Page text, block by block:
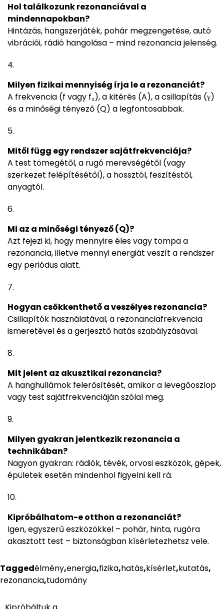
Hol találkozunk rezonanciával a
mindennapokban?
Hintázás, hangszerjáték, pohár megzengetése, autó
vibrációi, rádió hangolása – mind rezonancia jelenség.
Milyen fizikai mennyiség írja le a rezonanciát?
A frekvencia (f vagy f₀), a kitérés (A), a csillapítás (γ)
és a minőségi tényező (Q) a legfontosabbak.
Mitől függ egy rendszer sajátfrekvenciája?
A test tömegétől, a rugó merevségétől (vagy
szerkezet felépítésétől), a hossztól, feszítéstől,
anyagtól.
Mi az a minőségi tényező (Q)?
Azt fejezi ki, hogy mennyire éles vagy tompa a
rezonancia, illetve mennyi energiát veszít a rendszer
egy periódus alatt.
Hogyan csökkenthető a veszélyes rezonancia?
Csillapítók használatával, a rezonanciafrekvencia
ismeretével és a gerjesztő hatás szabályzásával.
Mit jelent az akusztikai rezonancia?
A hanghullámok felerősítését, amikor a levegőoszlop
vagy test sajátfrekvenciáján szólal meg.
Milyen gyakran jelentkezik rezonancia a
technikában?
Nagyon gyakran: rádiók, tévék, orvosi eszközök, gépek,
épületek esetén mindenhol figyelni kell rá.
Kipróbálhatom-e otthon a rezonanciát?
Igen, egyszerű eszközökkel – pohár, hinta, rugóra
akasztott test – biztonságban kísérletezhetsz vele.
Taggedélmény,energia,fizika,hatás,kísérlet,kutatás,
rezonancia,tudomány